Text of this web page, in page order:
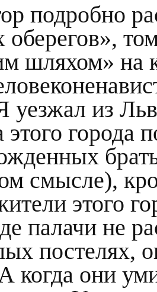
подробно
оберегов»,
шляхом» на
уезжал из
этого города
смысле),
этого
палачи не
постелях,
когда они